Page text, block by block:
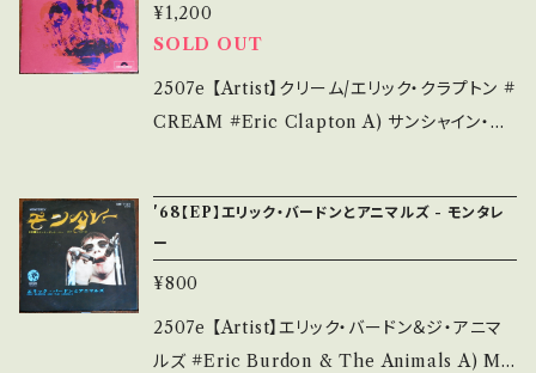
ase purchase it if you understand that it
is second hand. *詳しくは ■■■状態・説明
/ 発送について■■■ をご覧ください。 https://
onbankutsu.thebase.in/items/14252144
s://youtu.be/4vaIBZCLUQU?si=mNf3sBK
IwXdTKlBT 【Condition】 Jacket/Record：
B/A- (国内盤) ___________________
______ 【About the state/状態説明】 S・新
キズ多く痛み多 *その他、+ - で補足しています。
*中古という事をご理解して頂ける方のご購入を
お願い致します。 Please purchase it if you
understand that it is second hand. *詳しく
は ■■■状態・説明 / 発送について■■■ を
¥1,200
SOLD OUT
2507e 【Artist】クリーム/エリック・クラプトン #
CREAM #Eric Clapton A) サンシャイン・ラ
lease/Label/Note】 1969 / SKP-1144 / ポリ
ドール * 参考視聴: - 【Condition】 Jacket/Re
cord：B/A- (国内盤/袋ジャケ/コンパクト盤/歌
詞カード) *ジャケ角すれ _____________
____________ 【About the state/状態
'68【EP】エリック・バードンとアニマルズ - モンタレ
ー
¥800
2507e 【Artist】エリック・バードン＆ジ・アニマ
ルズ #Eric Burdon & The Animals A) Mo